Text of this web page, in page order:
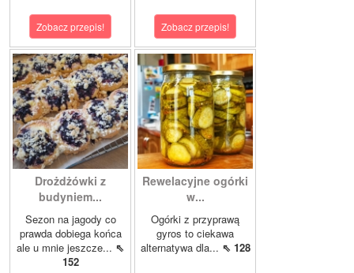
Zobacz przepis! Zobacz przepis!
Drożdżówki z
budyniem...
Sezon na jagody co
prawda dobiega końca
ale u mnie jeszcze... ⇖
152
Rewelacyjne ogórki
w...
Ogórki z przyprawą
gyros to ciekawa
alternatywa dla... ⇖ 128